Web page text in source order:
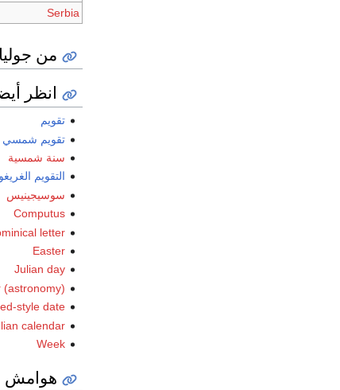
Serbia
من
انظر
تقويم
تقويم شمسي
سنة شمسية
التقويم
سوسيجينيس
Computus
letter
Easter
Julian day
(astronomy)
style date
calendar
Week
هوامش